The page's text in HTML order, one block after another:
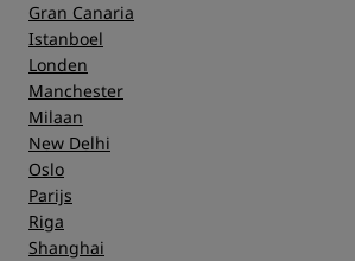
Gran Canaria
Istanboel
Londen
Manchester
Milaan
New Delhi
Oslo
Parijs
Riga
Shanghai